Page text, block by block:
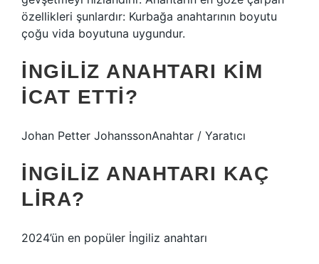
özellikleri şunlardır: Kurbağa anahtarının boyutu
çoğu vida boyutuna uygundur.
İNGILIZ ANAHTARI KIM
ICAT ETTI?
Johan Petter JohanssonAnahtar / Yaratıcı
İNGILIZ ANAHTARI KAÇ
LIRA?
2024’ün en popüler İngiliz anahtarı